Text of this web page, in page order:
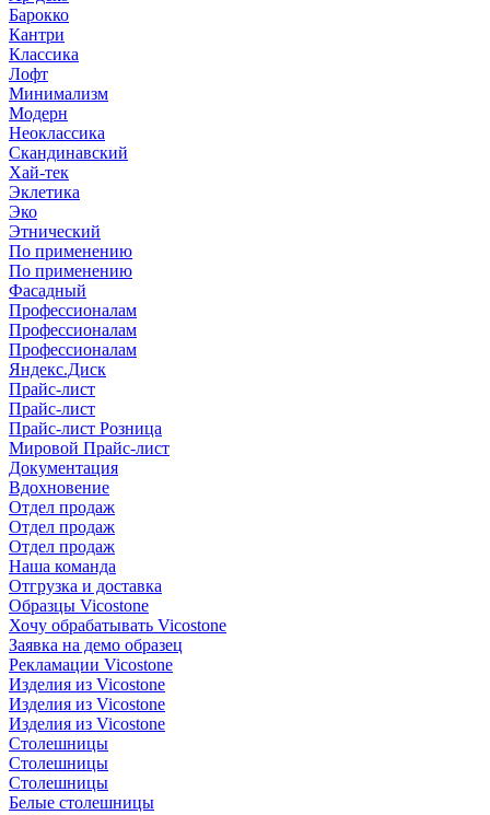
Барокко
Кантри
Классика
Лофт
Минимализм
Модерн
Неоклассика
Скандинавский
Хай-тек
Эклетика
Эко
Этнический
По применению
По применению
Фасадный
Профессионалам
Профессионалам
Профессионалам
Яндекс.Диск
Прайс-лист
Прайс-лист
Прайс-лист Розница
Мировой Прайс-лист
Документация
Вдохновение
Отдел продаж
Отдел продаж
Отдел продаж
Наша команда
Отгрузка и доставка
Образцы Vicostone
Хочу обрабатывать Vicostone
Заявка на демо образец
Рекламации Vicostone
Изделия из Vicostone
Изделия из Vicostone
Изделия из Vicostone
Столешницы
Столешницы
Столешницы
Белые столешницы